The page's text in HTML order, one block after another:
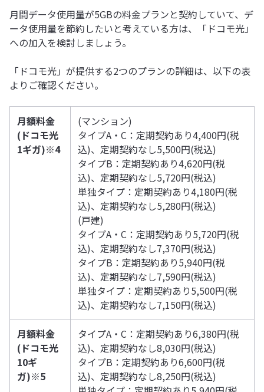
月間データ使用量が5GBの料金プランと契約していて、デ
ータ使用量を節約したいと考えている方は、「ドコモ光」
への加入を検討しましょう。
「ドコモ光」が提供する2つのプランの詳細は、以下の表
よりご確認ください。
月額料金
(ドコモ光
1ギガ)※4
(マンション)
タイプA・C：定期契約あり4,400円(税
込)、定期契約なし5,500円(税込)
タイプB：定期契約あり4,620円(税
込)、定期契約なし5,720円(税込)
単独タイプ：定期契約あり4,180円(税
込)、定期契約なし5,280円(税込)
(戸建)
タイプA・C：定期契約あり5,720円(税
込)、定期契約なし7,370円(税込)
タイプB：定期契約あり5,940円(税
込)、定期契約なし7,590円(税込)
単独タイプ：定期契約あり5,500円(税
込)、定期契約なし7,150円(税込)
月額料金
(ドコモ光
10ギ
ガ)※5
タイプA・C：定期契約あり6,380円(税
込)、定期契約なし8,030円(税込)
タイプB：定期契約あり6,600円(税
込)、定期契約なし8,250円(税込)